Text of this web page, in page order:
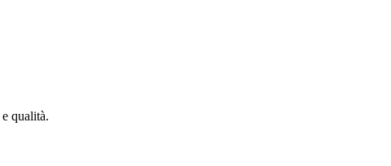
qualità.